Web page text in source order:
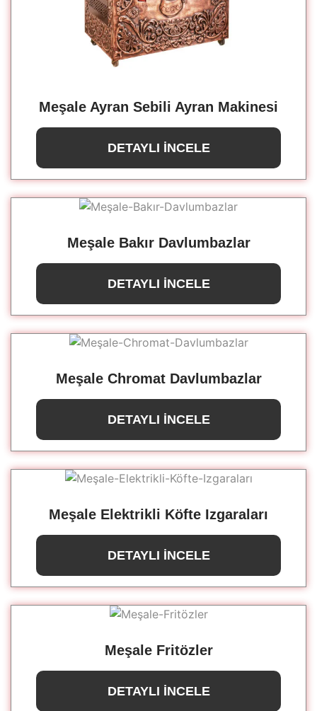
Meşale Ayran Sebili Ayran Makinesi
DETAYLI İNCELE
Meşale Bakır Davlumbazlar
DETAYLI İNCELE
Meşale Chromat Davlumbazlar
DETAYLI İNCELE
Meşale Elektrikli Köfte Izgaraları
DETAYLI İNCELE
Meşale Fritözler
DETAYLI İNCELE